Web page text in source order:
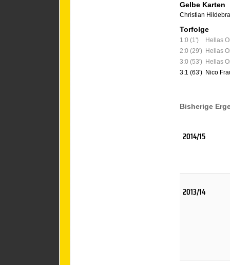
Gelbe Karten
Christian
Torfolge
1:0 (1')
Hellas
2:0 (29') Hellas
3:0 (53') Hellas
3:1 (63') Nico
Bisherige
2014/15
2013/14